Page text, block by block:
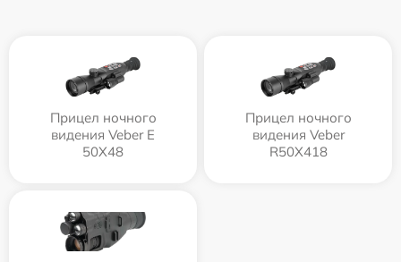
Прицел ночного
видения Veber E
50X48
Прицел ночного
видения Veber
R50X418